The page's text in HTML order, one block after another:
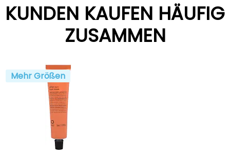
KUNDEN KAUFEN HÄUFIG
ZUSAMMEN
Mehr Größen